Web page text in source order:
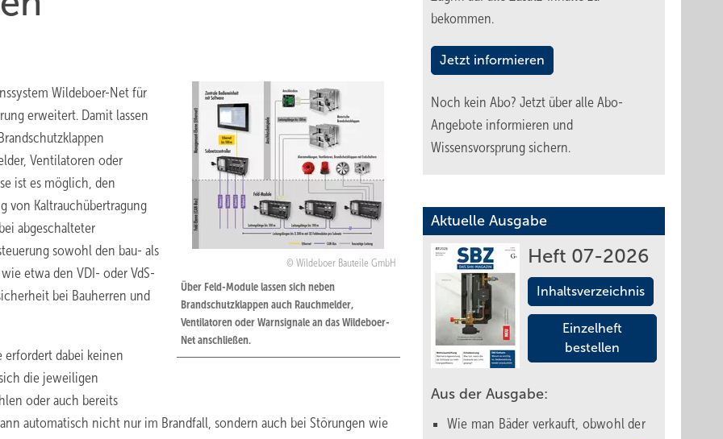
Wildeboer Bauteile GmbH
Über Feld-Module lassen sich neben
Brandschutzklappen auch Rauchmelder,
Ventilatoren oder Warnsignale an das Wildeboer-
Net anschließen.
Wildeboer-Net für
erweitert. Damit lassen
Ventilatoren oder
ist es möglich, den
von Kaltrauchübertragung
abgeschalteter
sowohl den bau- als
etwa den VDI- oder VdS-
bei Bauherren und
dabei keinen
die jeweiligen
oder auch bereits
automatisch nicht nur im Brandfall, sondern auch bei Störungen wie
bekommen.
Jetzt informieren
Noch kein Abo? Jetzt über alle Abo-
Angebote informieren und
Wissensvorsprung sichern.
Aktuelle Ausgabe
Heft 07-2026
Inhaltsverzeichnis
Einzelheft
bestellen
Aus der Ausgabe:
Wie man Bäder verkauft, obwohl der